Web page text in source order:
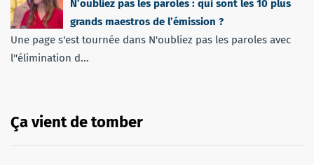
N’oubliez pas les paroles : qui sont les 10 plus
grands maestros de l’émission ?
Une page s'est tournée dans N'oubliez pas les paroles avec
l''élimination d...
Ça vient de tomber